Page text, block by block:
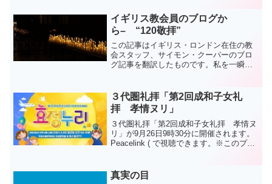
イギリス教会員のブログか
ら– “120敬拝”
この記事はイギリス・ロンドン在住の教
会スタッフ、サイモン・クーパーのブロ
グ記事を翻訳したものです。私を一瞬に
日の夜１１時、このところ習慣になって
いる１２０敬拝を捧げた...
３代圏礼拝「第2回成和子女礼
拝 孝情ヌリ」
３代圏礼拝「第2回成和子女礼拝 孝情ヌ
リ」が9月26日9時30分に開催されます。
Peacelink ( で視聴できます。※このプロ
真実の目